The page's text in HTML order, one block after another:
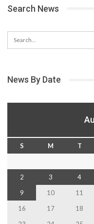
Search News
News By Date
S M T
2
3 4
9
10 11
16
17 18